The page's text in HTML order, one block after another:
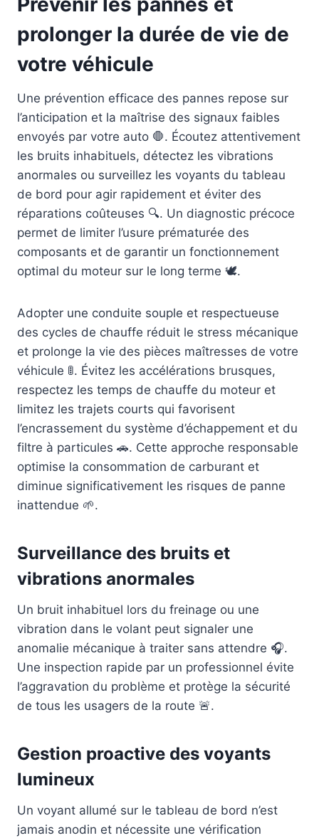
prolonger la durée de vie de
votre véhicule
Une prévention efficace des pannes repose sur
l’anticipation et la maîtrise des signaux faibles
envoyés par votre auto 🛑. Écoutez attentivement
les bruits inhabituels, détectez les vibrations
anormales ou surveillez les voyants du tableau
de bord pour agir rapidement et éviter des
réparations coûteuses 🔍. Un diagnostic précoce
permet de limiter l’usure prématurée des
composants et de garantir un fonctionnement
optimal du moteur sur le long terme 🕊️.
Adopter une conduite souple et respectueuse
des cycles de chauffe réduit le stress mécanique
et prolonge la vie des pièces maîtresses de votre
véhicule 🚦. Évitez les accélérations brusques,
respectez les temps de chauffe du moteur et
limitez les trajets courts qui favorisent
l’encrassement du système d’échappement et du
filtre à particules 🚗. Cette approche responsable
optimise la consommation de carburant et
diminue significativement les risques de panne
inattendue 🌱.
Surveillance des bruits et
vibrations anormales
Un bruit inhabituel lors du freinage ou une
vibration dans le volant peut signaler une
anomalie mécanique à traiter sans attendre 🎧.
Une inspection rapide par un professionnel évite
l’aggravation du problème et protège la sécurité
de tous les usagers de la route 🚨.
Gestion proactive des voyants
lumineux
Un voyant allumé sur le tableau de bord n’est
jamais anodin et nécessite une vérification